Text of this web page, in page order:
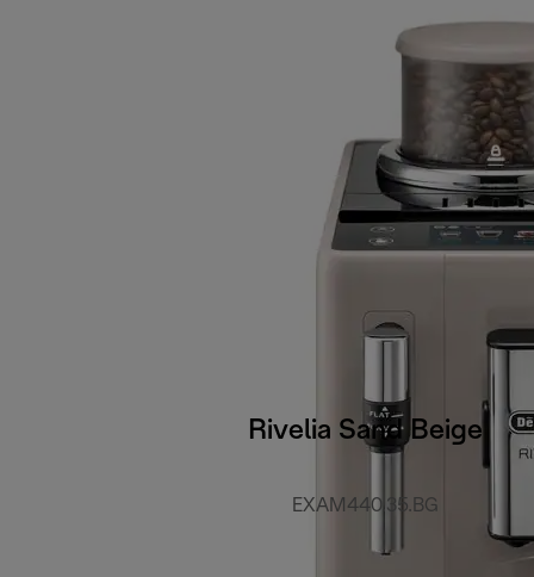
Rivelia Sand Beige
EXAM440.35.BG